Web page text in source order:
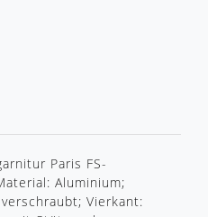
Paris FS-
Aluminium;
Vierkant: